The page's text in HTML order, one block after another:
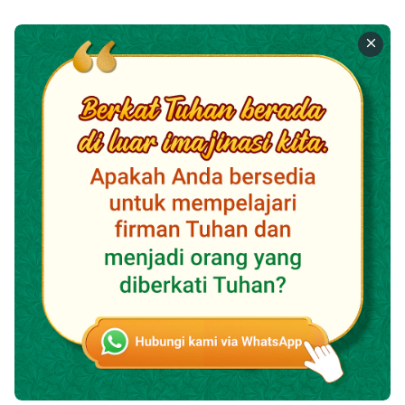
dan terang yang lama. Pekerjaan Tuhan bisa berubah
drastis dalam waktu tiga atau lima tahun saja, jadi
bukankah perubahan yang jauh lebih besar bisa saja
terjadi dalam jangka waktu 2.000 tahun? Jika manusia
tidak memiliki terang atau penerapan yang baru untuk
dilakukan, ini berarti dia tidak mengikuti pekerjaan
Roh Kudus. Inilah kegagalan manusia; keberadaan
pekerjaan Tuhan yang baru tidak bisa disangkal
karena, pada zaman sekarang, mereka yang
sebelumnya memiliki pekerjaan Roh Kudus masih
tetap melakukan penerapan-penerapan yang telah
ketinggalan zaman. Pekerjaan Roh Kudus selalu
bergerak maju, dan semua orang yang berada di dalam
aliran Roh Kudus harus pula bergerak maju lebih
dalam dan berubah, langkah demi langkah. Mereka